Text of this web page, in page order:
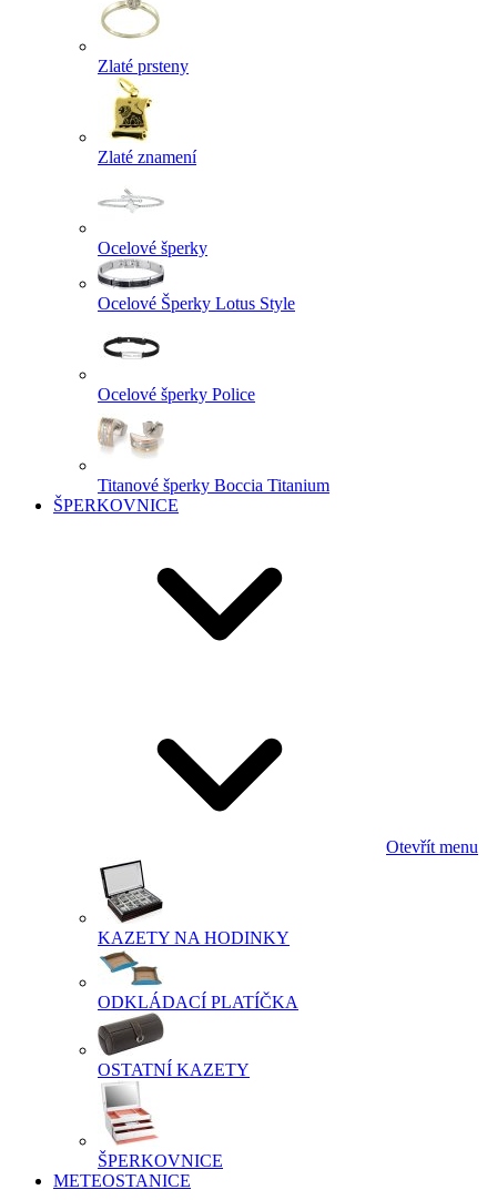
Zlaté prsteny
Zlaté znamení
Ocelové šperky
Ocelové Šperky Lotus Style
Ocelové šperky Police
Titanové šperky Boccia Titanium
ŠPERKOVNICE
Otevřít menu
KAZETY NA HODINKY
ODKLÁDACÍ PLATÍČKA
OSTATNÍ KAZETY
ŠPERKOVNICE
METEOSTANICE